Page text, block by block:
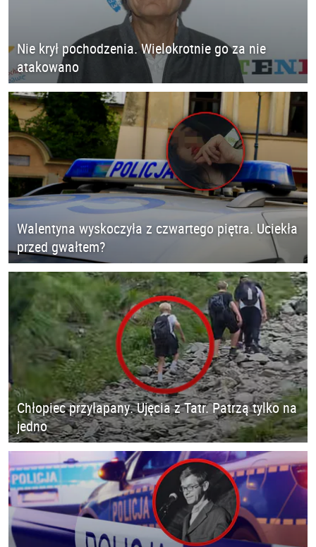
Nie krył pochodzenia. Wielokrotnie go za nie
atakowano
Walentyna wyskoczyła z czwartego piętra. Uciekła
przed gwałtem?
Chłopiec przyłapany. Ujęcia z Tatr. Patrzą tylko na
jedno